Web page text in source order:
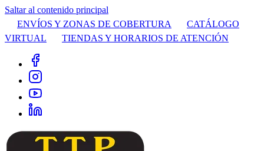
Saltar al contenido principal
ENVÍOS Y ZONAS DE COBERTURA
CATÁLOGO
VIRTUAL
TIENDAS Y HORARIOS DE ATENCIÓN